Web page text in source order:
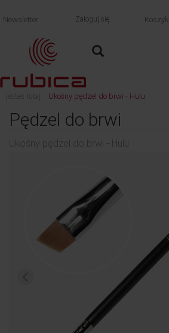
Newsletter Zaloguj się Koszyk
jesteś tutaj: Ukośny pędzel do brwi - Hulu
Pędzel do brwi
Ukośny pędzel do brwi - Hulu